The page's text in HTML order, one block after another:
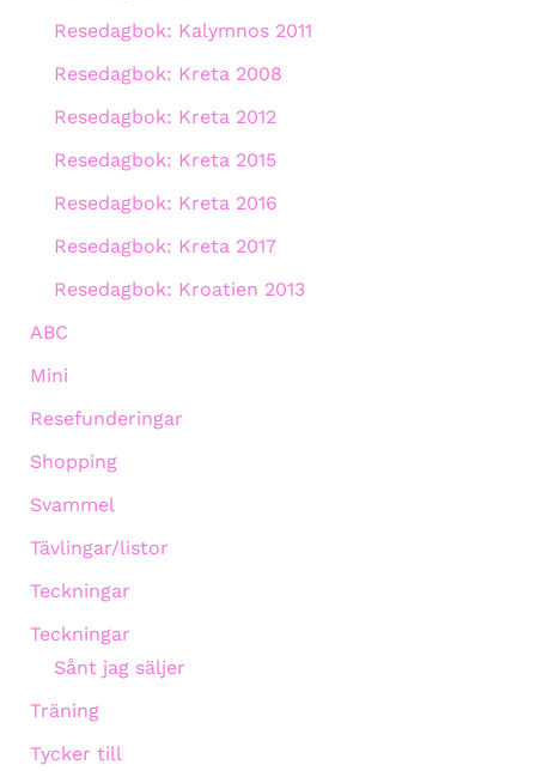
Resedagbok: Kalymnos 2011
Resedagbok: Kreta 2008
Resedagbok: Kreta 2012
Resedagbok: Kreta 2015
Resedagbok: Kreta 2016
Resedagbok: Kreta 2017
Resedagbok: Kroatien 2013
ABC
Mini
Resefunderingar
Shopping
Svammel
Tävlingar/listor
Teckningar
Teckningar
Sånt jag säljer
Träning
Tycker till